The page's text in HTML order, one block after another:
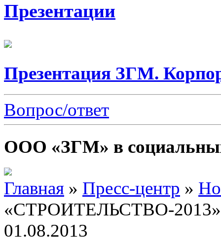
Презентации
Презентация ЗГМ.
Вопрос/ответ
ООО «ЗГМ» в
Главная » Пресс-центр »
«СТРОИТЕЛЬСТВО-2013»
01.08.2013